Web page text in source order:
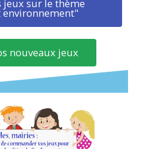
jeux sur le thème
environnement"
nouveaux jeux